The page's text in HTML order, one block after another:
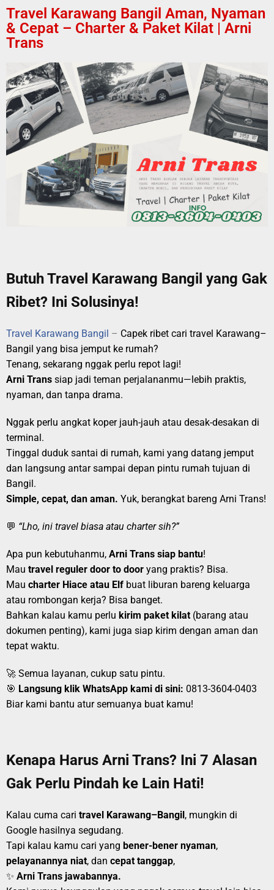
Travel Karawang Bangil Aman, Nyaman
& Cepat – Charter & Paket Kilat | Arni
Trans
Butuh Travel Karawang Bangil yang Gak
Ribet? Ini Solusinya!
Travel Karawang Bangil – Capek ribet cari travel Karawang–
Bangil yang bisa jemput ke rumah?
Tenang, sekarang nggak perlu repot lagi!
Arni Trans siap jadi teman perjalananmu—lebih praktis,
nyaman, dan tanpa drama.
Nggak perlu angkat koper jauh-jauh atau desak-desakan di
terminal.
Tinggal duduk santai di rumah, kami yang datang jemput
dan langsung antar sampai depan pintu rumah tujuan di
Bangil.
Simple, cepat, dan aman. Yuk, berangkat bareng Arni Trans!
💬 “Lho, ini travel biasa atau charter sih?”
Apa pun kebutuhanmu, Arni Trans siap bantu!
Mau travel reguler door to door yang praktis? Bisa.
Mau charter Hiace atau Elf buat liburan bareng keluarga
atau rombongan kerja? Bisa banget.
Bahkan kalau kamu perlu kirim paket kilat (barang atau
dokumen penting), kami juga siap kirim dengan aman dan
tepat waktu.
🚀 Semua layanan, cukup satu pintu.
🎯 Langsung klik WhatsApp kami di sini: 0813-3604-0403
Biar kami bantu atur semuanya buat kamu!
Kenapa Harus Arni Trans? Ini 7 Alasan
Gak Perlu Pindah ke Lain Hati!
Kalau cuma cari travel Karawang–Bangil, mungkin di
Google hasilnya segudang.
Tapi kalau kamu cari yang bener-bener nyaman,
pelayanannya niat, dan cepat tanggap,
✨ Arni Trans jawabannya.